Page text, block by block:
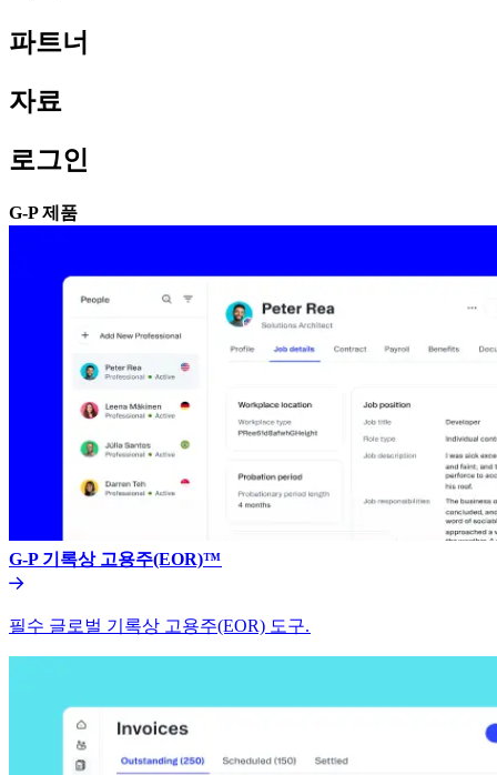
파트너​​
자료​​
로그인​​
G-P 제품​​
G-P 기록상 고용주(EOR)™​​
필수 글로벌 기록상 고용주(EOR) 도구.​​